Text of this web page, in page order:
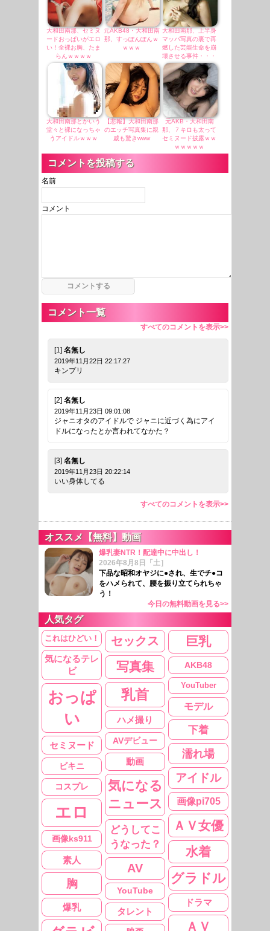
大和田南那、セミヌ
ードおっぱいがエロ
い！全裸お胸、たま
らんｗｗｗｗ
元AKB48・大和田南
那、すっぽんぽんｗ
ｗｗｗ
大和田南那、上半身
マッパ写真の裏で再
燃した芸能生命を崩
壊させる事件・・・
大和田南那とかいう
堂々と裸になっちゃ
うアイドルｗｗｗ
【悲報】大和田南那
のエッチ写真集に親
戚も驚きwww
元AKB・大和田南
那、７キロも太って
セミヌード披露ｗｗ
ｗｗｗｗｗ
コメントを投稿する
名前
コメント
コメント一覧
すべてのコメントを表示>>
[1] 名無し
2019年11月22日 22:17:27
キンプリ
[2] 名無し
2019年11月23日 09:01:08
ジャニオタのアイドルで ジャニに近づく為にアイ
ドルになったとか言われてなかた？
[3] 名無し
2019年11月23日 20:22:14
いい身体してる
すべてのコメントを表示>>
オススメ【無料】動画
爆乳妻NTR！配達中に中出し！
2026年8月8日「土］
下品な昭和オヤジに●され、生でチ●コ
をハメられて、腰を振り立てられちゃ
う！
今日の無料動画を見る>>
人気タグ
これはひどい！ セックス 巨乳
気になるテレ
ビ
写真集 AKB48
YouTuber
乳首
おっぱ
い
モデル
ハメ撮り
下着
AVデビュー
セミヌード
濡れ場
動画
ビキニ
アイドル
気になる
ニュース
コスプレ
画像pi705
エロ
ＡＶ女優
どうしてこ
うなった？
画像ks911
水着
素人
AV
グラドル
胸
YouTube
ドラマ
爆乳 タレント
ＡＶ